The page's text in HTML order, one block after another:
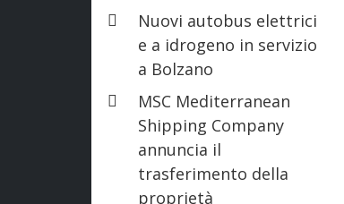
Nuovi autobus elettrici
e a idrogeno in servizio
a Bolzano
MSC Mediterranean
Shipping Company
annuncia il
trasferimento della
proprietà